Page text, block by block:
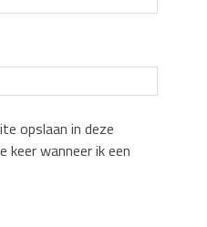
opslaan in deze
keer wanneer ik een